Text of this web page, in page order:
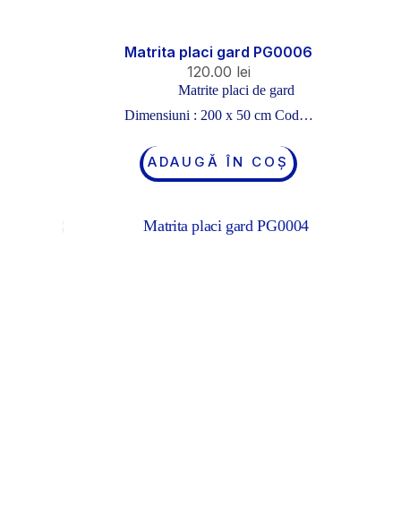
Matrita placi gard PG0006
120.00 lei
Matrite placi de gard
Dimensiuni : 200 x 50 cm Cod…
ADAUGĂ ÎN COȘ